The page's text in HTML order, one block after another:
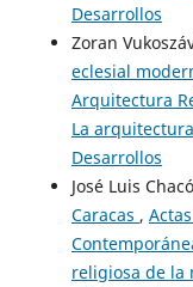
Desarrollos
Zoran
eclesial
Arquitectura
La
Desarrollos
José Luis
Caracas ,
religiosa de la